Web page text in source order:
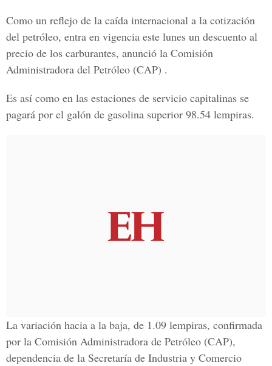
Como un reflejo de la caída internacional a la cotización
del petróleo, entra en vigencia este lunes un descuento al
precio de los carburantes, anunció la Comisión
Administradora del Petróleo (CAP) .
Es así como en las estaciones de servicio capitalinas se
pagará por el galón de gasolina superior 98.54 lempiras.
La variación hacia a la baja, de 1.09 lempiras, confirmada
por la Comisión Administradora de Petróleo (CAP),
dependencia de la Secretaría de Industria y Comercio